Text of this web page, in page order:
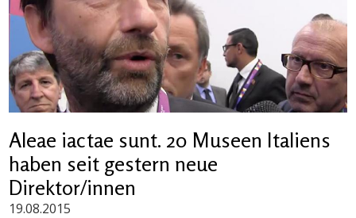
Aleae iactae sunt. 20 Museen Italiens
haben seit gestern neue
Direktor/innen
19.08.2015